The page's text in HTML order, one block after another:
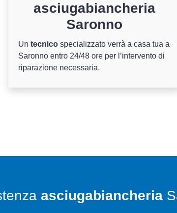
asciugabiancheria
Saronno
Un tecnico specializzato verrà a casa tua a
Saronno entro 24/48 ore per l’intervento di
riparazione necessaria.
asciugabiancheria